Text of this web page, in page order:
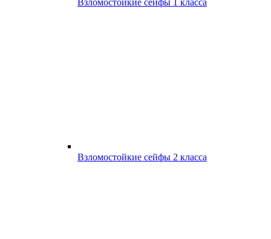
Взломостойкие сейфы 1 класса
Взломостойкие сейфы 2 класса